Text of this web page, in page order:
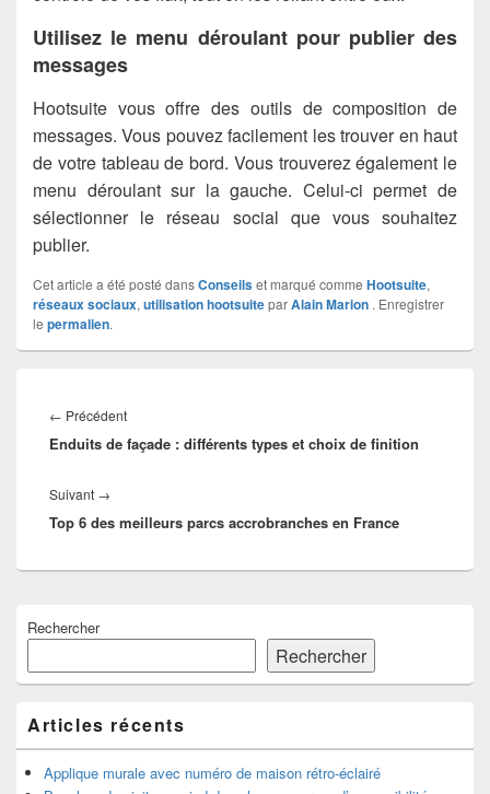
Utilisez le menu déroulant pour publier des
messages
Hootsuite vous offre des outils de composition de
messages. Vous pouvez facilement les trouver en haut
de votre tableau de bord. Vous trouverez également le
menu déroulant sur la gauche. Celui-ci permet de
sélectionner le réseau social que vous souhaitez
publier.
Cet article a été posté dansConseilset marqué comme Hootsuite,
réseaux sociaux, utilisation hootsuiteparAlain Marion . Enregistrer
le permalien.
de
l’article
← PrécédentArticle
précédent :
Enduits de façade : différents types et choix de finition
Suivant →
suivant :
Top 6 des meilleurs parcs accrobranches en France
principale
widget
pour
barre
latérale
Rechercher
Rechercher
Articles récents
Applique murale avec numéro de maison rétro-éclairé